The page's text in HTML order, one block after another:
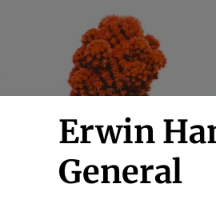
Erwin
General